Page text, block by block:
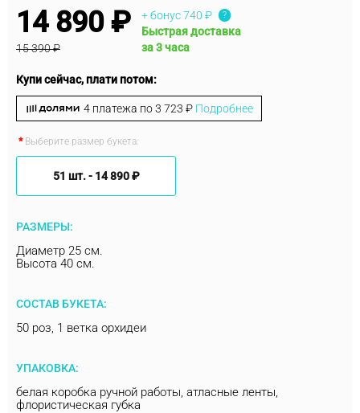
14 890 ₽
15 390 ₽
+ бонус740 ₽ ?
Быстрая доставка
за 3 часа
Купи сейчас, плати потом:
4 платежа по3 723 ₽ Подробнее
Выберите размер букета:
51 шт. - 14 890 ₽
РАЗМЕРЫ:
Диаметр 25 см.
Высота 40 см.
СОСТАВ БУКЕТА:
50 роз, 1 ветка орхидеи
УПАКОВКА:
белая коробка ручной работы, атласные ленты,
флористическая губка